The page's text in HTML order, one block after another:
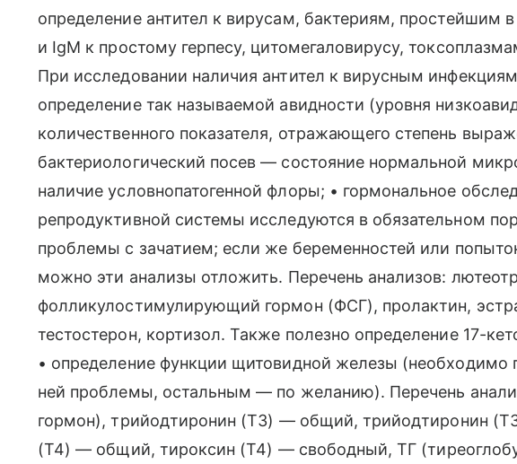
определение антител к вирусам, бактериям, простейшим
и IgM к простому герпесу, цитомегаловирусу,
При исследовании наличия антител к вирусным
определение так называемой авидности (уровня
количественного показателя, отражающего степень
бактериологический посев — состояние нормальной
наличие условнопатогенной флоры; • гормональное
репродуктивной системы исследуются в обязательном
проблемы с зачатием; если же беременностей или
можно эти анализы отложить. Перечень анализов:
фолликулостимулирующий гормон (ФСГ), пролактин,
тестостерон, кортизол. Также полезно определение 17-
• определение функции щитовидной железы (необходимо
ней проблемы, остальным — по желанию). Перечень
гормон), трийодтиронин (Т3) — общий, трийодтиронин
(Т4) — общий, тироксин (Т4) — свободный, ТГ